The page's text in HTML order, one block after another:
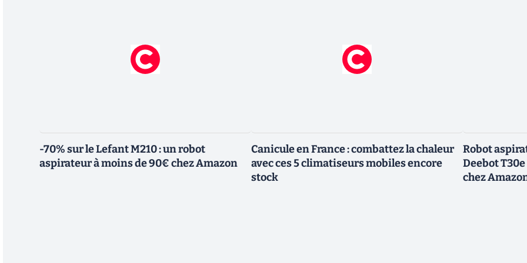
-70% sur le Lefant M210 : un robot
aspirateur à moins de 90€ chez Amazon
Canicule en France : combattez la chaleur
avec ces 5 climatiseurs mobiles encore
stock
Robot
Deebot
chez